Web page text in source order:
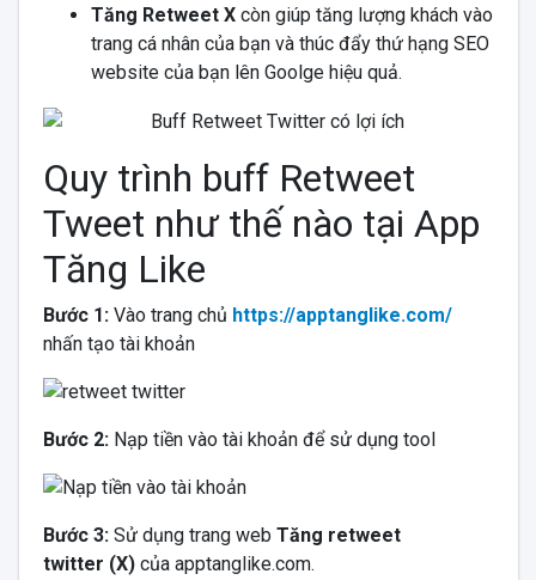
Tăng Retweet X còn giúp tăng lượng khách vào
trang cá nhân của bạn và thúc đẩy thứ hạng SEO
website của bạn lên Goolge hiệu quả.
Quy trình buff Retweet
Tweet như thế nào tại App
Tăng Like
Bước 1:Vào trang chủ https://apptanglike.com/
nhấn tạo tài khoản
Bước 2:Nạp tiền vào tài khoản để sử dụng tool
Bước 3:Sử dụng trang web Tăng retweet
twitter (X)của apptanglike.com.